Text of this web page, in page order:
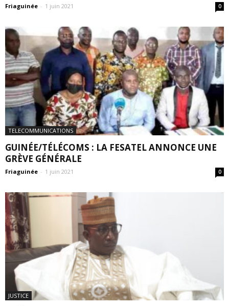
Friaguinée - 1 juin 2021 0
TELECOMMUNICATIONS
GUINÉE/TÉLÉCOMS : LA FESATEL ANNONCE UNE
GRÈVE GÉNÉRALE
Friaguinée - 1 juin 2021 0
JUSTICE